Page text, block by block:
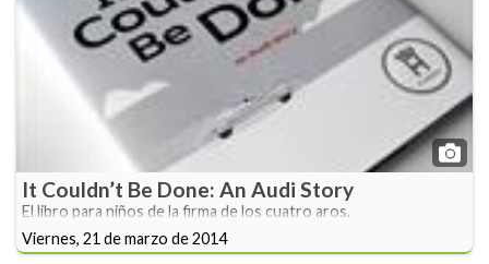
It Couldn’t Be Done: An Audi Story
El libro para niños de la firma de los cuatro aros.
Viernes, 21 de marzo de 2014